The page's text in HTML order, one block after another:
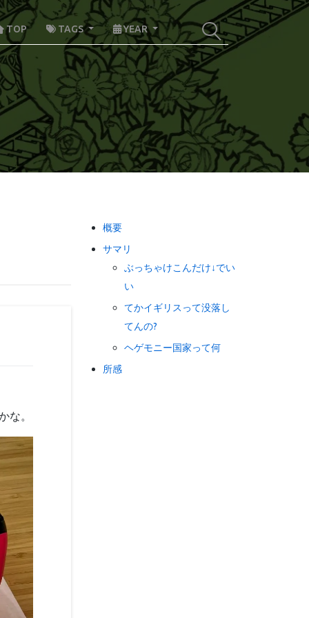
TOP TAGS YEAR
な。
概要
サマリ
ぶっちゃけこんだけ↓でい
い
てかイギリスって没落し
てんの?
ヘゲモニー国家って何
所感